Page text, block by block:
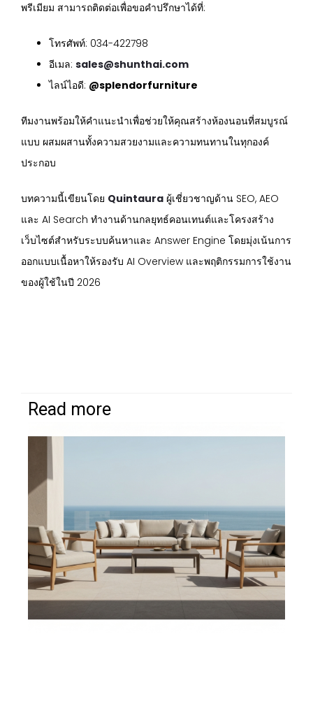
พรีเมียม สามารถติดต่อเพื่อขอคำปรึกษาได้ที่:
โทรศัพท์: 034-422798
อีเมล: sales@shunthai.com
ไลน์ไอดี: @splendorfurniture
ทีมงานพร้อมให้คำแนะนำเพื่อช่วยให้คุณสร้างห้องนอนที่สมบูรณ์
แบบ ผสมผสานทั้งความสวยงามและความทนทานในทุกองค์
ประกอบ
บทความนี้เขียนโดย Quintaura ผู้เชี่ยวชาญด้าน SEO, AEO
และ AI Search ทำงานด้านกลยุทธ์คอนเทนต์และโครงสร้าง
เว็บไซต์สำหรับระบบค้นหาและ Answer Engine โดยมุ่งเน้นการ
ออกแบบเนื้อหาให้รองรับ AI Overview และพฤติกรรมการใช้งาน
ของผู้ใช้ในปี 2026
Read more